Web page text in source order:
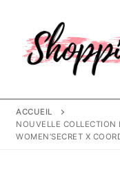
contenu
ACCUEIL
NOUVELLE COLLECTION
WOMEN’SECRET X